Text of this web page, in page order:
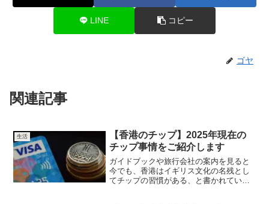
LINE コピー
ゴヤ
関連記事
生活
【香港のチップ】2025年現在の
チップ事情をご紹介します
ガイドブックや旅行会社の案内を見ると
今でも、香港はイギリス文化の名残とし
てチップの習慣がある、と書かれている